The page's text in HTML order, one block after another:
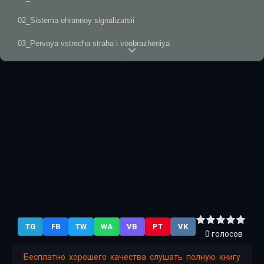
02_Sistema ohrannoy signalizatsii
03_Pervaya vstrecha straha i voobrazheniya
TG FB TW WA VB PT VK
0 голосов
Бесплатно хорошего качества слушать полную книгу